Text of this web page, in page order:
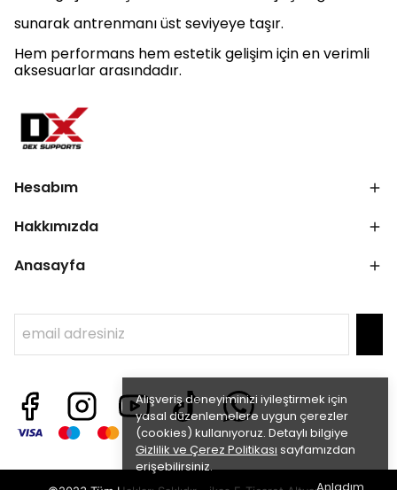
Alışveriş deneyiminizi iyileştirmek için
yasal düzenlemelere uygun çerezler
(cookies) kullanıyoruz. Detaylı bilgiye
Gizlilik ve Çerez Politikası sayfamızdan
erişebilirsiniz.
sunarak antrenmanı üst seviyeye taşır.
Hem performans hem estetik gelişim için en verimli
aksesuarlar arasındadır.
Hesabım
Hakkımızda
Anasayfa